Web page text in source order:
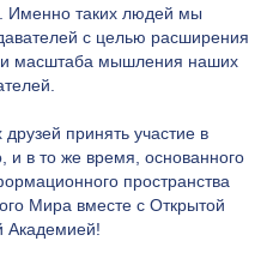
Именно таких людей мы
с целью расширения
и масштаба мышления наших
принять участие в
в то же время, основанного
пространства
Мира вместе с Открытой
Академией!